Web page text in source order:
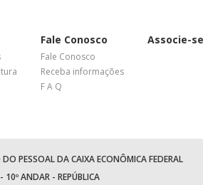
Fale Conosco
Fale Conosco
Receba informações
F A Q
Associe-se
PESSOAL DA CAIXA ECONÔMICA FEDERAL
ANDAR - REPÚBLICA